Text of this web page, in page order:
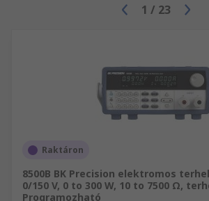
1 / 23
Raktáron
8500B BK Precision elektromos
0/150 V, 0 to 300 W, 10 to 7500 Ω,
Programozható